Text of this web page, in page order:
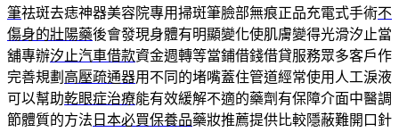
筆祛斑去痣神器美容院專用掃斑筆臉部無痕正品充電式手術不
傷身的壯陽藥後會發現身體有明顯變化使肌膚變得光滑汐止當
舖專辦汐止汽車借款資金週轉等當鋪借錢借貸服務眾多客戶作
完善規劃 高壓疏通器用不同的堵嘴蓋住管道經常使用人工淚液
可以幫助乾眼症治療能有效緩解不適的藥劑有保障介面中醫調
節體質的方法 日本必買保養品藥妝推薦提供比較隱蔽難開口針